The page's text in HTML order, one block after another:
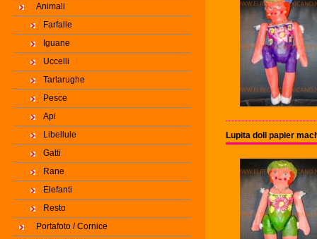
Animali
Farfalle
Iguane
Uccelli
Tartarughe
Pesce
Api
Libellule
Gatti
Rane
Elefanti
Resto
Portafoto / Cornice
Lupita doll papier